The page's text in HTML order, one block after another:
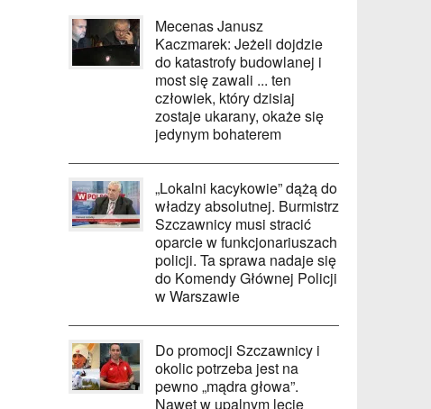
Mecenas Janusz
Kaczmarek: Jeżeli dojdzie
do katastrofy budowlanej i
most się zawali ... ten
człowiek, który dzisiaj
zostaje ukarany, okaże się
jedynym bohaterem
„Lokalni kacykowie” dążą do
władzy absolutnej. Burmistrz
Szczawnicy musi stracić
oparcie w funkcjonariuszach
policji. Ta sprawa nadaje się
do Komendy Głównej Policji
w Warszawie
Do promocji Szczawnicy i
okolic potrzeba jest na
pewno „mądra głowa”.
Nawet w upalnym lecie